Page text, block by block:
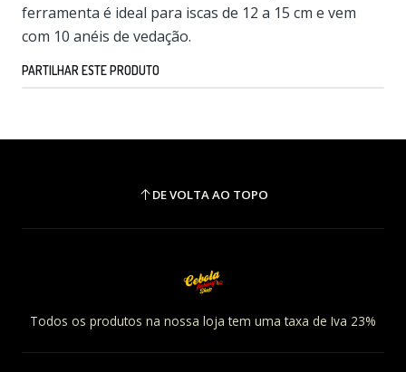
ferramenta é ideal para iscas de 12 a 15 cm e vem
com 10 anéis de vedação.
PARTILHAR ESTE PRODUTO
DE VOLTA AO TOPO
Todos os produtos na nossa loja tem uma taxa de Iva 23%